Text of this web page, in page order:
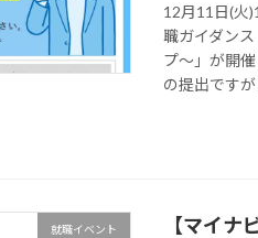
12月11日(火
職ガイダン
プ〜」が開
の提出です
就職イベント
【マイ